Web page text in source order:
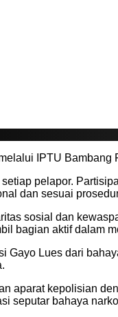
IPTU
pelapor.
dan sesuai
sosial dan
bagian aktif dalam
Gayo Lues dari
aparat kepolisian
seputar bahaya